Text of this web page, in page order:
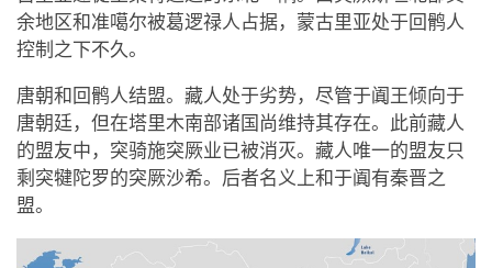
余地区和准噶尔被葛逻禄人占据，蒙古里亚处于回鹘人
控制之下不久。
唐朝和回鹘人结盟。藏人处于劣势，尽管于阗王倾向于
唐朝廷，但在塔里木南部诸国尚维持其存在。此前藏人
的盟友中，突骑施突厥业已被消灭。藏人唯一的盟友只
剩突犍陀罗的突厥沙希。后者名义上和于阗有秦晋之
盟。